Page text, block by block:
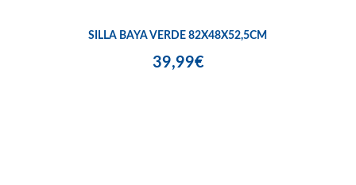
SILLA BAYA VERDE 82X48X52,5CM
39,99€